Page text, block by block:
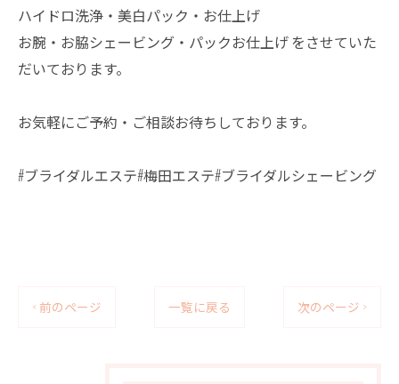
ハイドロ洗浄・美白パック・お仕上げ
お腕・お脇シェービング・パックお仕上げ をさせていた
だいております。
お気軽にご予約・ご相談お待ちしております。
#ブライダルエステ#梅田エステ#ブライダルシェービング
< 前のページ 一覧に戻る 次のページ >